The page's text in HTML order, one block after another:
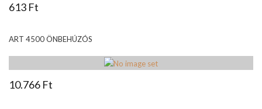
613 Ft
ART 4500 ÖNBEHÚZÓS
10.766 Ft